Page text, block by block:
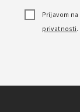
Prijavom
privatnosti.